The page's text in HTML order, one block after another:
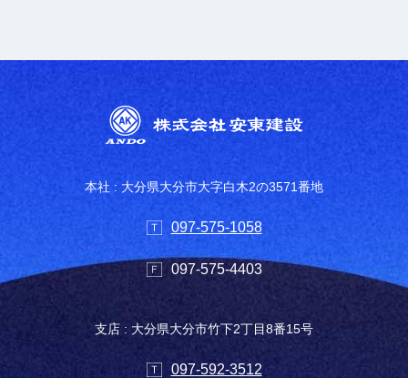
本社 : 大分県大分市大字白木2の3571番地
097-575-1058
097-575-4403
支店 : 大分県大分市竹下2丁目8番15号
097-592-3512